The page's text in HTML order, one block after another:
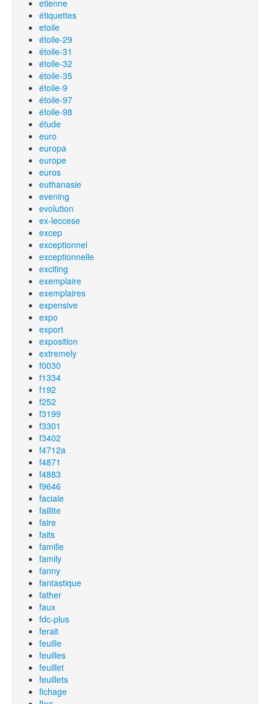
etienne
étiquettes
etoile
étoile-29
étoile-31
étoile-32
étoile-35
étoile-9
étoile-97
étoile-98
étude
euro
europa
europe
euros
euthanasie
evening
evolution
ex-leccese
excep
exceptionnel
exceptionnelle
exciting
exemplaire
exemplaires
expensive
expo
export
exposition
extremely
f0030
f1334
f192
f252
f3199
f3301
f3402
f4712a
f4871
f4883
f9646
faciale
faillite
faire
faits
famille
family
fanny
fantastique
father
faux
fdc-plus
ferait
feuille
feuilles
feuillet
feuillets
fichage